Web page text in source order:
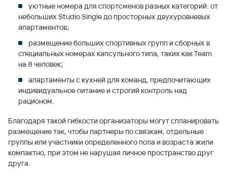
уютные номера для спортсменов разных категорий: от
небольших Studio Single до просторных двухуровневых
апартаментов;
размещение больших спортивных групп и сборных в
специальных номерах капсульного типа, таких как Team
на 8 человек;
апартаменты с кухней для команд, предпочитающих
индивидуальное питание и строгий контроль над
рационом.
Благодаря такой гибкости организаторы могут спланировать
размещение так, чтобы партнеры по связкам, отдельные
группы или участники определенного пола и возраста жили
компактно, при этом не нарушая личное пространство друг
друга.